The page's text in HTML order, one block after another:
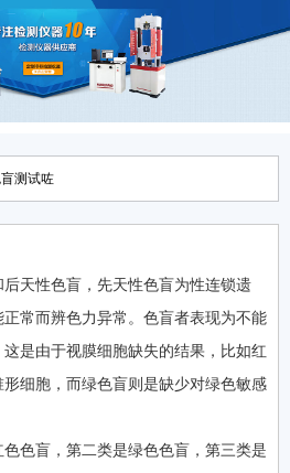
测试咗
天性色盲，先天性色盲为性连锁遗
常而辨色力异常。色盲者表现为不能
是由于视膜细胞缺失的结果，比如红
细胞，而绿色盲则是缺少对绿色敏感
色盲，第二类是绿色色盲，第三类是